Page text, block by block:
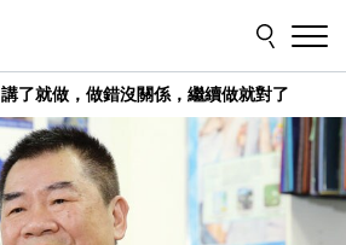
講了就做，做錯沒關係，繼續做就對了